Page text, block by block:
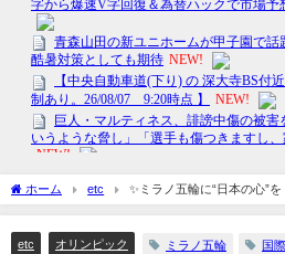
ホーム etc
✨ミラノ五輪に“日本の心”
開♡世界に広がる日本文化のぬくもり
etc オリンピック ミラノ五輪 国